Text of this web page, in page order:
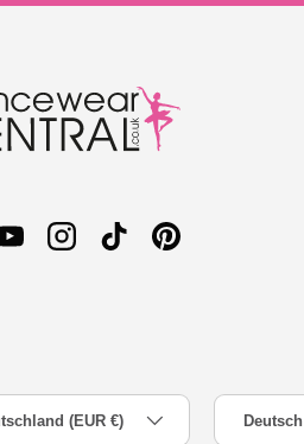
YouTubeInstagramTikTokPinterest
(EUR €)
Sprache
Deutsch